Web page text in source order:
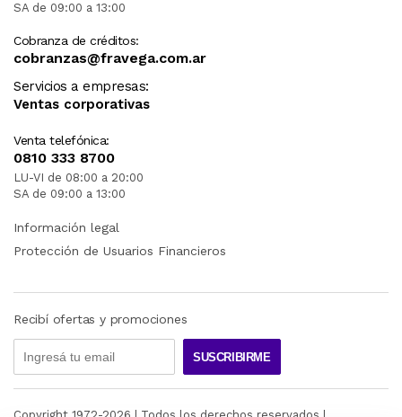
SA de 09:00 a 13:00
Cobranza de créditos:
cobranzas@fravega.com.ar
Servicios a empresas:
Ventas corporativas
Venta telefónica:
0810 333 8700
LU-VI de 08:00 a 20:00
SA de 09:00 a 13:00
Información legal
Protección de Usuarios Financieros
Recibí ofertas y promociones
SUSCRIBIRME